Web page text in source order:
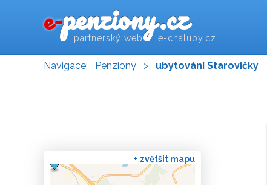
e-penziony.cz
partnerský web e-chalupy.cz
Navigace: Penziony > ubytování Starovičky
+ zvětšit mapu